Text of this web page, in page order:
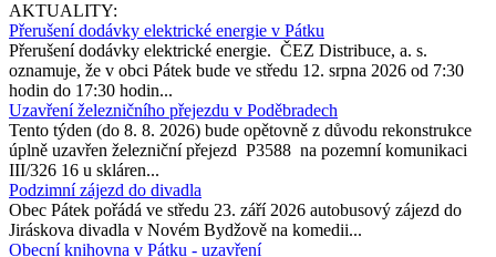
AKTUALITY:
Přerušení dodávky elektrické energie v Pátku
Přerušení dodávky elektrické energie. ČEZ Distribuce, a. s.
oznamuje, že v obci Pátek bude ve středu 12. srpna 2026 od 7:30
hodin do 17:30 hodin...
Uzavření železničního přejezdu v Poděbradech
Tento týden (do 8. 8. 2026) bude opětovně z důvodu rekonstrukce
úplně uzavřen železniční přejezd P3588 na pozemní komunikaci
III/326 16 u skláren...
Podzimní zájezd do divadla
Obec Pátek pořádá ve středu 23. září 2026 autobusový zájezd do
Jiráskova divadla v Novém Bydžově na komedii...
Obecní knihovna v Pátku - uzavření